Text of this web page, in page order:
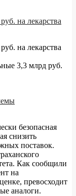
на лекарства
на лекарства
3,3 млрд руб.
безопасная
снизить
поставок.
Как сообщили
на
превосходит
аналоги.